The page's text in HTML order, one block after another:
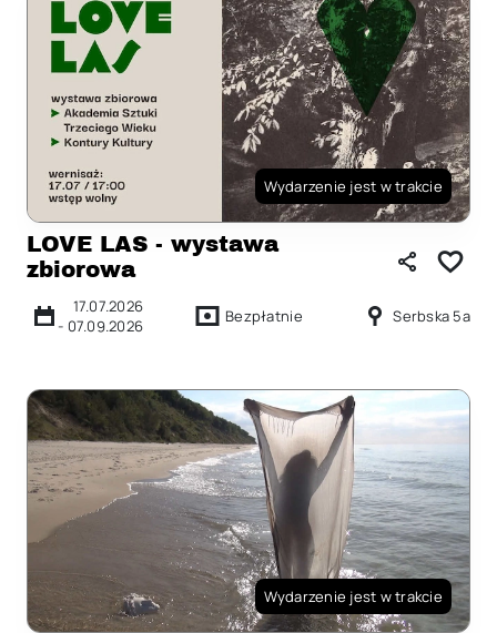
Wydarzenie jest w trakcie
LOVE LAS - wystawa
zbiorowa
17.07.2026
- 07.09.2026 Bezpłatnie Serbska 5a
Wydarzenie jest w trakcie